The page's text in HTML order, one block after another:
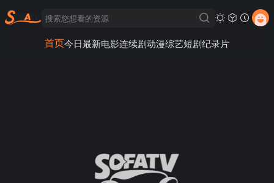
首页今日最新电影连续剧动漫综艺短剧纪录片